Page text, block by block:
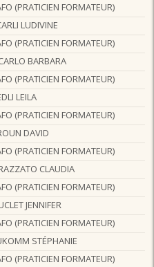
(PRATICIEN FORMATEUR)
LUDIVINE
(PRATICIEN FORMATEUR)
BARBARA
(PRATICIEN FORMATEUR)
LEILA
(PRATICIEN FORMATEUR)
DAVID
(PRATICIEN FORMATEUR)
CLAUDIA
(PRATICIEN FORMATEUR)
JENNIFER
(PRATICIEN FORMATEUR)
STÉPHANIE
(PRATICIEN FORMATEUR)